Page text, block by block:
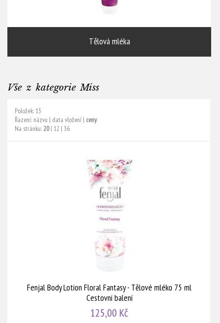
Tělová mléka
Vše z kategorie Miss
Položek: 13
Řazení: názvu | data vložení | ceny
Na stránku:20| 12 | 36
Fenjal Body Lotion Floral Fantasy - Tělové mléko 75 ml
Cestovní balení
125,00 Kč